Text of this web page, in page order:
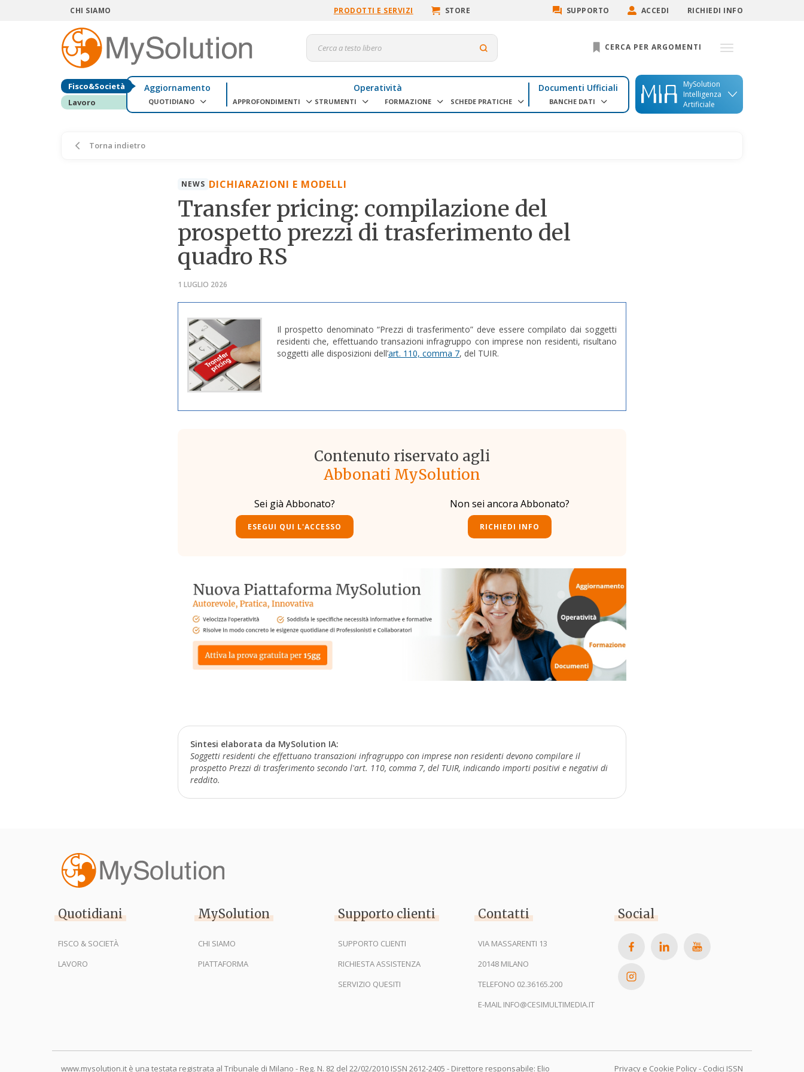
CHI SIAMO PRODOTTI E SERVIZI STORE SUPPORTO ACCEDI RICHIEDI INFO
CERCA PER ARGOMENTI
Fisco&Società
Lavoro
Aggiornamento
QUOTIDIANO
Operatività
APPROFONDIMENTI STRUMENTI FORMAZIONE SCHEDE PRATICHE
Documenti Ufficiali
BANCHE DATI
MySolution
Intelligenza
Artificiale
Torna indietro
NEWS DICHIARAZIONI E MODELLI
Transfer pricing: compilazione del
prospetto prezzi di trasferimento del
quadro RS
1 LUGLIO 2026
Il prospetto denominato “Prezzi di trasferimento” deve essere compilato dai soggetti
residenti che, effettuando transazioni infragruppo con imprese non residenti, risultano
soggetti alle disposizioni dell’art. 110, comma 7, del TUIR.
Contenuto riservato agli
Abbonati MySolution
Sei già Abbonato?
ESEGUI QUI L'ACCESSO
Non sei ancora Abbonato?
RICHIEDI INFO
Sintesi elaborata da MySolution IA:
Soggetti residenti che effettuano transazioni infragruppo con imprese non residenti devono compilare il
prospetto Prezzi di trasferimento secondo l'art. 110, comma 7, del TUIR, indicando importi positivi e negativi di
reddito.
Quotidiani
FISCO & SOCIETÀ
LAVORO
MySolution
CHI SIAMO
PIATTAFORMA
Supporto clienti
SUPPORTO CLIENTI
RICHIESTA ASSISTENZA
SERVIZIO QUESITI
Contatti
VIA MASSARENTI 13
20148 MILANO
TELEFONO 02.36165.200
E-MAIL INFO@CESIMULTIMEDIA.IT
Social
www.mysolution.it è una testata registrata al Tribunale di Milano - Reg. N. 82 del 22/02/2010 ISSN 2612-2405 - Direttore responsabile: Elio Privacy e Cookie Policy- Codici ISSN